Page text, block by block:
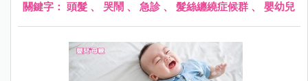
關鍵字： 頭髮 、 哭鬧 、 急診 、 髮絲纏繞症候群 、 嬰幼兒